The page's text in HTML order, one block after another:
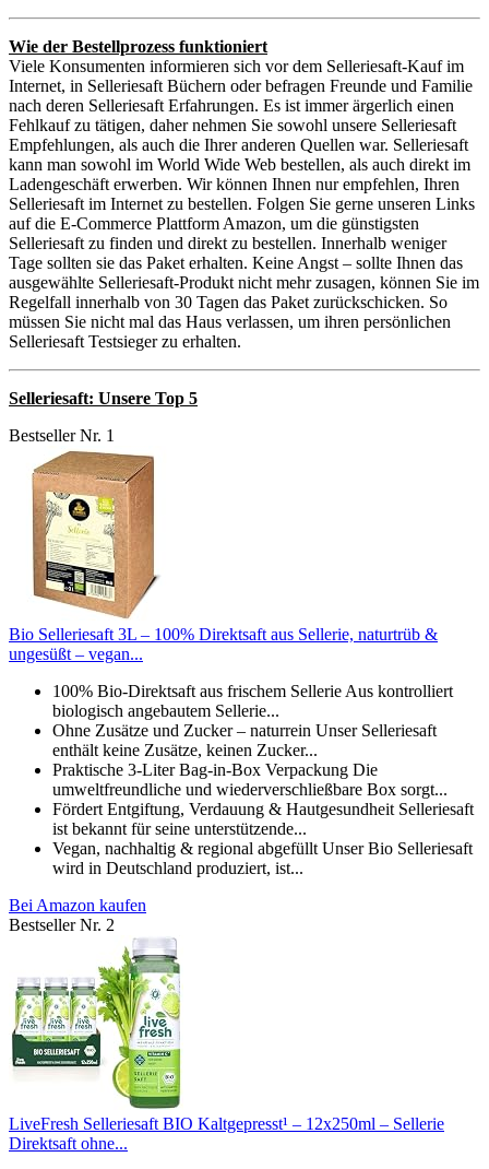
Wie der Bestellprozess funktioniert
Viele Konsumenten informieren sich vor dem Selleriesaft-Kauf im
Internet, in Selleriesaft Büchern oder befragen Freunde und Familie
nach deren Selleriesaft Erfahrungen. Es ist immer ärgerlich einen
Fehlkauf zu tätigen, daher nehmen Sie sowohl unsere Selleriesaft
Empfehlungen, als auch die Ihrer anderen Quellen war. Selleriesaft
kann man sowohl im World Wide Web bestellen, als auch direkt im
Ladengeschäft erwerben. Wir können Ihnen nur empfehlen, Ihren
Selleriesaft im Internet zu bestellen. Folgen Sie gerne unseren Links
auf die E-Commerce Plattform Amazon, um die günstigsten
Selleriesaft zu finden und direkt zu bestellen. Innerhalb weniger
Tage sollten sie das Paket erhalten. Keine Angst – sollte Ihnen das
ausgewählte Selleriesaft-Produkt nicht mehr zusagen, können Sie im
Regelfall innerhalb von 30 Tagen das Paket zurückschicken. So
müssen Sie nicht mal das Haus verlassen, um ihren persönlichen
Selleriesaft Testsieger zu erhalten.
Selleriesaft: Unsere Top 5
Bestseller Nr. 1
Bio Selleriesaft 3L – 100% Direktsaft aus Sellerie, naturtrüb &
ungesüßt – vegan...
100% Bio-Direktsaft aus frischem Sellerie Aus kontrolliert
biologisch angebautem Sellerie...
Ohne Zusätze und Zucker – naturrein Unser Selleriesaft
enthält keine Zusätze, keinen Zucker...
Praktische 3-Liter Bag-in-Box Verpackung Die
umweltfreundliche und wiederverschließbare Box sorgt...
Fördert Entgiftung, Verdauung & Hautgesundheit Selleriesaft
ist bekannt für seine unterstützende...
Vegan, nachhaltig & regional abgefüllt Unser Bio Selleriesaft
wird in Deutschland produziert, ist...
Bei Amazon kaufen
Bestseller Nr. 2
LiveFresh Selleriesaft BIO Kaltgepresst¹ – 12x250ml – Sellerie
Direktsaft ohne...